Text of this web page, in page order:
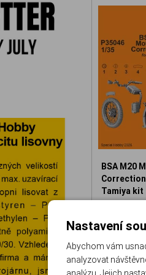
BSA M20
Tamiya kit
Nastavení
Abychom vám
analyzovat